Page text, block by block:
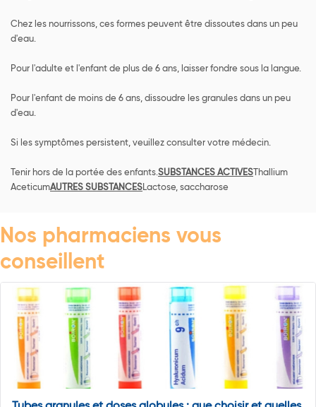
Chez les nourrissons, ces formes peuvent être dissoutes dans un peu
d'eau.
Pour l'adulte et l'enfant de plus de 6 ans, laisser fondre sous la langue.
Pour l'enfant de moins de 6 ans, dissoudre les granules dans un peu
d'eau.
Si les symptômes persistent, veuillez consulter votre médecin.
Tenir hors de la portée des enfants.SUBSTANCES ACTIVESThallium
AceticumAUTRES SUBSTANCESLactose, saccharose
Nos pharmaciens vous
conseillent